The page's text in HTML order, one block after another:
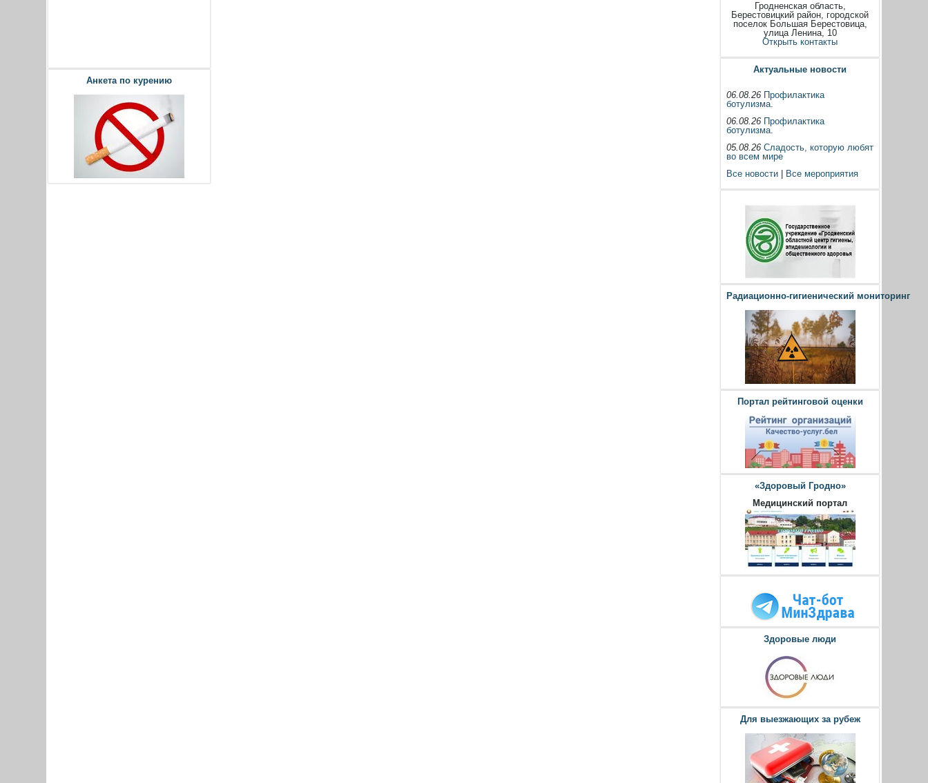
Анкета по курению
Гродненская область,
Берестовицкий район, городской
поселок Большая Берестовица,
улица Ленина, 10
Открыть контакты
Актуальные новости
06.08.26 Профилактика
ботулизма.
06.08.26 Профилактика
ботулизма.
05.08.26Сладость, которую любят
во всем мире
Все новости
Все мероприятия
Радиационно-гигиенический мониторинг
Портал рейтинговой оценки
«Здоровый Гродно»
Медицинский портал
Здоровые люди
Для выезжающих за рубеж